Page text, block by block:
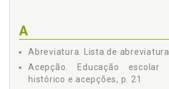
3.1.5 Da Análise de Conteúdo, p.
3.2 VOZES DO PROCESSO
PERCEPÇÕES DAS LIDERANÇAS
A
Abreviatura. Lista de
Acepção. Educação escolar
histórico e acepções, p. 21